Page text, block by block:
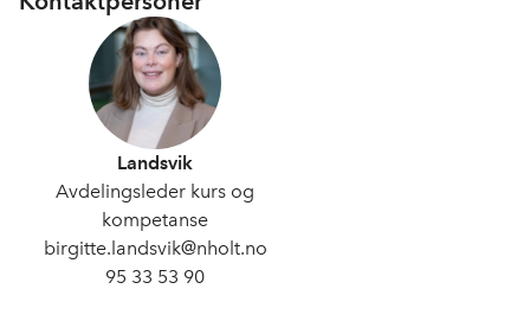
Landsvik
Avdelingsleder kurs og
kompetanse
birgitte.landsvik@nholt.no
95 33 53 90